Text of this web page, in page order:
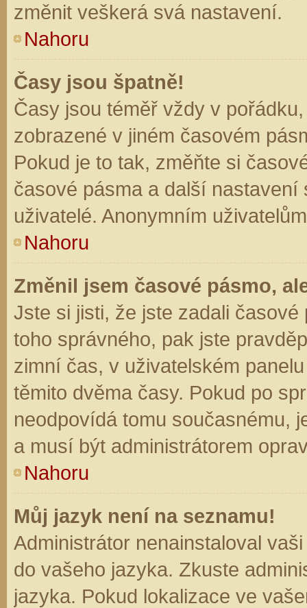
změnit veškerá svá nastavení.
Nahoru
Časy jsou špatně!
Časy jsou téměř vždy v
zobrazené v jiném časovém
Pokud je to tak, změňte si
časové pásma a další
uživatelé. Anonymním
Nahoru
Změnil jsem časové pásmo,
Jste si jisti, že jste zadali
toho správného, pak jste
zimní čas, v uživatelském
těmito dvěma časy. Pokud po
neodpovídá tomu současnému,
a musí být administrátorem
Nahoru
Můj jazyk není na seznamu!
Administrátor nenainstaloval
do vašeho jazyka. Zkuste
jazyka. Pokud lokalizace ve